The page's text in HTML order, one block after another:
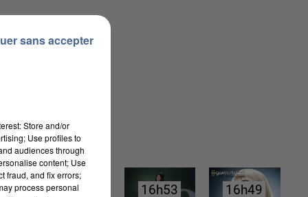
16h56
16h56 16h53
16h53 16h49
16h49
Store and/or
Use profiles to
audiences through
content; Use
fraud, and fix errors;
process personal
sans accepter